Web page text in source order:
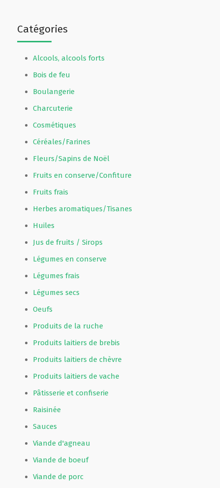
Catégories
Alcools, alcools forts
Bois de feu
Boulangerie
Charcuterie
Cosmétiques
Céréales/Farines
Fleurs/Sapins de Noël
Fruits en conserve/Confiture
Fruits frais
Herbes aromatiques/Tisanes
Huiles
Jus de fruits / Sirops
Légumes en conserve
Légumes frais
Légumes secs
Oeufs
Produits de la ruche
Produits laitiers de brebis
Produits laitiers de chèvre
Produits laitiers de vache
Pâtisserie et confiserie
Raisinée
Sauces
Viande d'agneau
Viande de boeuf
Viande de porc